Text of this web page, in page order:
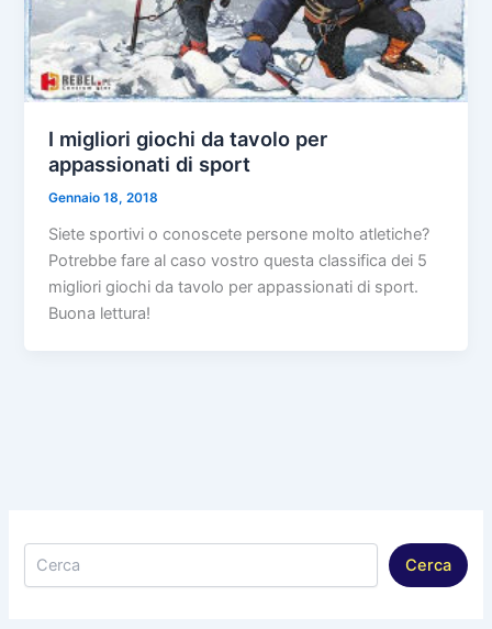
I migliori giochi da tavolo per
appassionati di sport
Gennaio 18, 2018
Siete sportivi o conoscete persone molto atletiche?
Potrebbe fare al caso vostro questa classifica dei 5
migliori giochi da tavolo per appassionati di sport.
Buona lettura!
Cerca
Cerca